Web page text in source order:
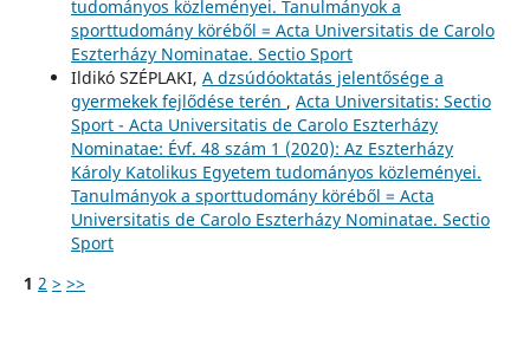
tudományos közleményei. Tanulmányok a
sporttudomány köréből = Acta Universitatis de Carolo
Eszterházy Nominatae. Sectio Sport
Ildikó SZÉPLAKI, A dzsúdóoktatás jelentősége a
gyermekek fejlődése terén , Acta Universitatis: Sectio
Sport - Acta Universitatis de Carolo Eszterházy
Nominatae: Évf. 48 szám 1 (2020): Az Eszterházy
Károly Katolikus Egyetem tudományos közleményei.
Tanulmányok a sporttudomány köréből = Acta
Universitatis de Carolo Eszterházy Nominatae. Sectio
Sport
1 2 > >>